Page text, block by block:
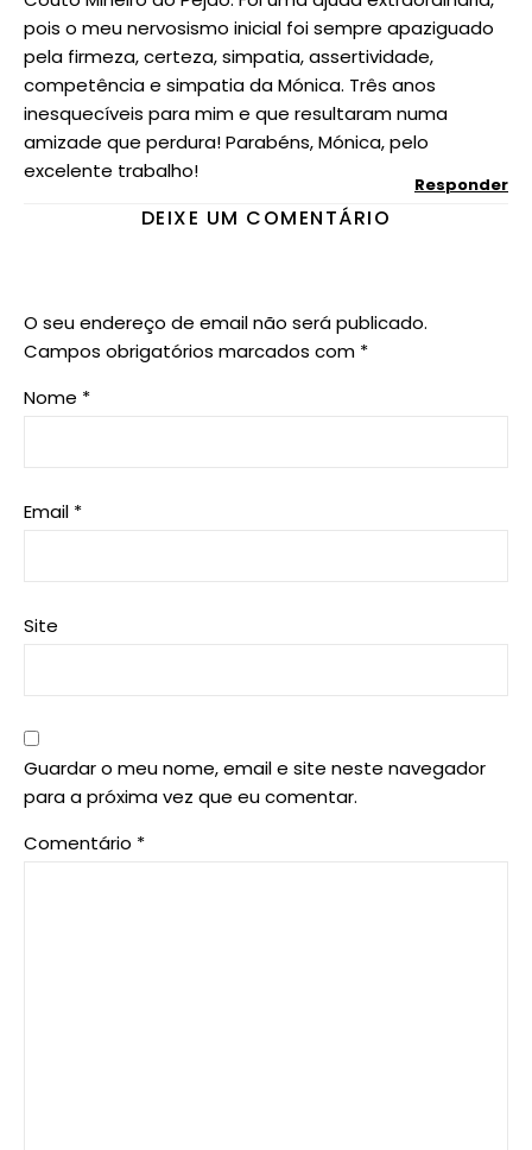
pois o meu nervosismo inicial foi sempre apaziguado
pela firmeza, certeza, simpatia, assertividade,
competência e simpatia da Mónica. Três anos
inesquecíveis para mim e que resultaram numa
amizade que perdura! Parabéns, Mónica, pelo
excelente trabalho!
Responder
DEIXE UM COMENTÁRIO
O seu endereço de email não será publicado.
Campos obrigatórios marcados com *
Nome *
Email *
Site
Guardar o meu nome, email e site neste navegador
para a próxima vez que eu comentar.
Comentário *